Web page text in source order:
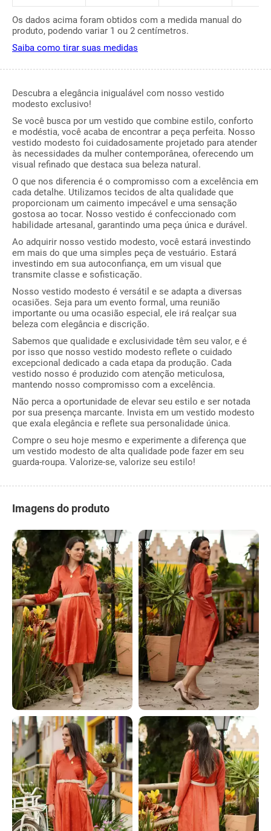
Os dados acima foram obtidos com a medida manual do
produto, podendo variar 1 ou 2 centímetros.
Saiba como tirar suas medidas
Descubra a elegância inigualável com nosso vestido
modesto exclusivo!
Se você busca por um vestido que combine estilo, conforto
e modéstia, você acaba de encontrar a peça perfeita. Nosso
vestido modesto foi cuidadosamente projetado para atender
às necessidades da mulher contemporânea, oferecendo um
visual refinado que destaca sua beleza natural.
O que nos diferencia é o compromisso com a excelência em
cada detalhe. Utilizamos tecidos de alta qualidade que
proporcionam um caimento impecável e uma sensação
gostosa ao tocar. Nosso vestido é confeccionado com
habilidade artesanal, garantindo uma peça única e durável.
Ao adquirir nosso vestido modesto, você estará investindo
em mais do que uma simples peça de vestuário. Estará
investindo em sua autoconfiança, em um visual que
transmite classe e sofisticação.
Nosso vestido modesto é versátil e se adapta a diversas
ocasiões. Seja para um evento formal, uma reunião
importante ou uma ocasião especial, ele irá realçar sua
beleza com elegância e discrição.
Sabemos que qualidade e exclusividade têm seu valor, e é
por isso que nosso vestido modesto reflete o cuidado
excepcional dedicado a cada etapa da produção. Cada
vestido nosso é produzido com atenção meticulosa,
mantendo nosso compromisso com a excelência.
Não perca a oportunidade de elevar seu estilo e ser notada
por sua presença marcante. Invista em um vestido modesto
que exala elegância e reflete sua personalidade única.
Compre o seu hoje mesmo e experimente a diferença que
um vestido modesto de alta qualidade pode fazer em seu
guarda-roupa. Valorize-se, valorize seu estilo!
Imagens do produto